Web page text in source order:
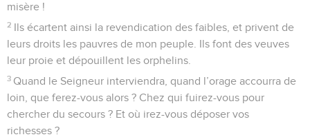
misère !
2 Ils écartent ainsi la revendication des faibles, et privent de
leurs droits les pauvres de mon peuple. Ils font des veuves
leur proie et dépouillent les orphelins.
3 Quand le Seigneur interviendra, quand l’orage accourra de
loin, que ferez-vous alors ? Chez qui fuirez-vous pour
chercher du secours ? Et où irez-vous déposer vos
richesses ?